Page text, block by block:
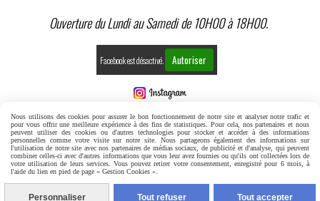
Ouverture du Lundi au Samedi de 10H00 à 18H00.
Facebook est désactivé. Autoriser
MENTIONS LÉGALES CONDITIONS GÉNÉRALES DE VENTE
GESTION COOKIES MON COMPTE
CONDITIONS GENERALES DE VENTE
Nous utilisons des cookies pour assurer le bon fonctionnement de notre site et analyser notre trafic et
pour vous offrir une meilleure expérience à des fins de statistiques. Pour cela, nos partenaires et nous
peuvent utiliser des cookies ou d'autres technologies pour stocker et accéder à des informations
personnelles comme votre visite sur notre site. Nous partageons également des informations sur
l'utilisation de notre site avec nos partenaires de médias sociaux, de publicité et d'analyse, qui peuvent
combiner celles-ci avec d'autres informations que vous leur avez fournies ou qu'ils ont collectées lors de
votre utilisation de leurs services. Vous pouvez retirer votre consentement, enregistré pour 6 mois, à
l'aide du lien en pied de page « Gestion Cookies ».
Personnaliser Tout refuser Tout accepter